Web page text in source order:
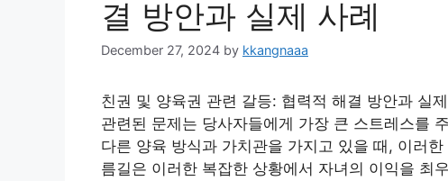
결 방안과 실제 사례
December 27, 2024 by kkangnaaa
친권 및 양육권 관련 갈등: 협력적 해결 방안과 실
관련된 문제는 당사자들에게 가장 큰 스트레스를
다른 양육 방식과 가치관을 가지고 있을 때, 이러
름길은 이러한 복잡한 상황에서 자녀의 이익을 최